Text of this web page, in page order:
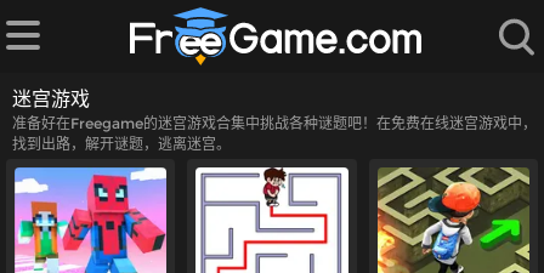
迷宫游戏
准备好在Freegame的迷宫游戏合集中挑战各种谜题吧！在免费在线迷宫游戏中，
找到出路，解开谜题，逃离迷宫。